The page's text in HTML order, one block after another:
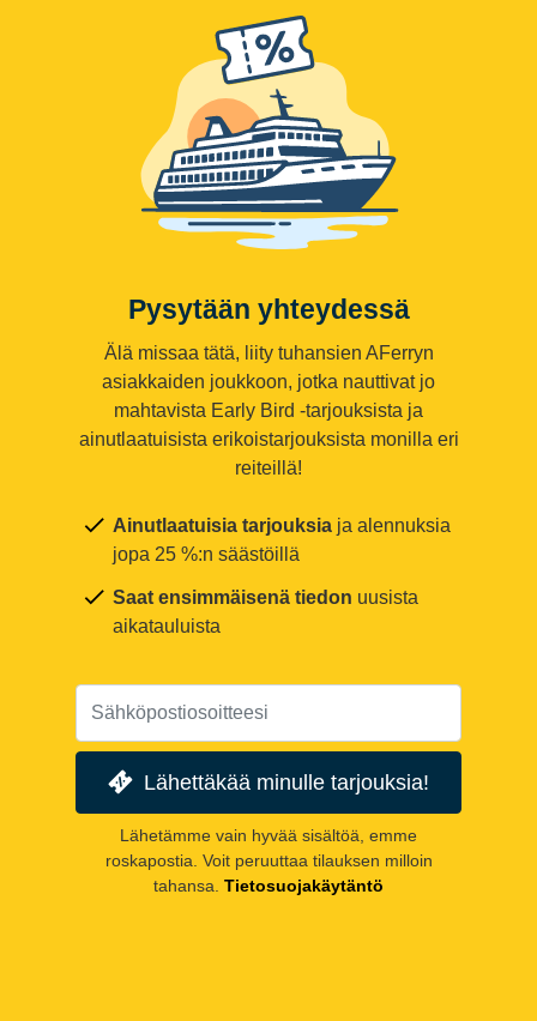
Pysytään yhteydessä
Älä missaa tätä, liity tuhansien AFerryn
asiakkaiden joukkoon, jotka nauttivat jo
mahtavista Early Bird -tarjouksista ja
ainutlaatuisista erikoistarjouksista monilla eri
reiteillä!
Ainutlaatuisia tarjouksia ja alennuksia
jopa 25 %:n säästöillä
Saat ensimmäisenä tiedon uusista
aikatauluista
Lähettäkää minulle tarjouksia!
Lähetämme vain hyvää sisältöä, emme
roskapostia. Voit peruuttaa tilauksen milloin
tahansa. Tietosuojakäytäntö